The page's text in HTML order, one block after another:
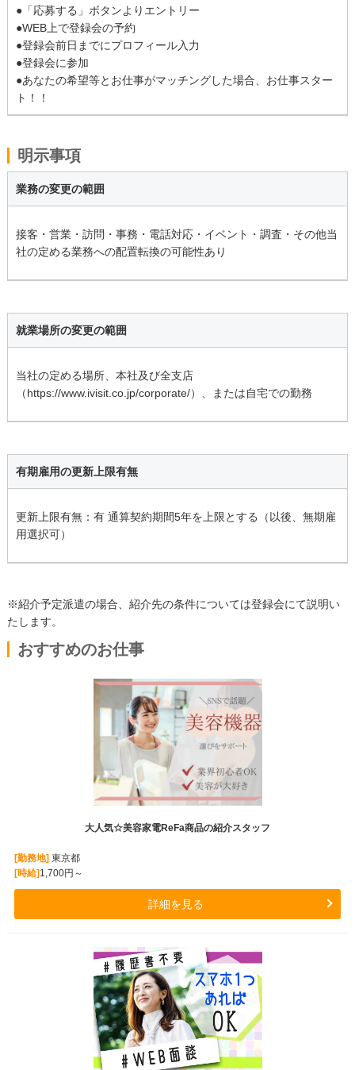
●「応募する」ボタンよりエントリー
●WEB上で登録会の予約
●登録会前日までにプロフィール入力
●登録会に参加
●あなたの希望等とお仕事がマッチングした場合、お仕事スター
ト！！
明示事項
業務の変更の範囲
接客・営業・訪問・事務・電話対応・イベント・調査・その他当
社の定める業務への配置転換の可能性あり
就業場所の変更の範囲
当社の定める場所、本社及び全支店
（https://www.ivisit.co.jp/corporate/）、または自宅での勤務
有期雇用の更新上限有無
更新上限有無：有 通算契約期間5年を上限とする（以後、無期雇
用選択可）
※紹介予定派遣の場合、紹介先の条件については登録会にて説明い
たします。
おすすめのお仕事
大人気☆美容家電ReFa商品の紹介スタッフ
[勤務地]東京都
[時給]1,700円～
詳細を見る